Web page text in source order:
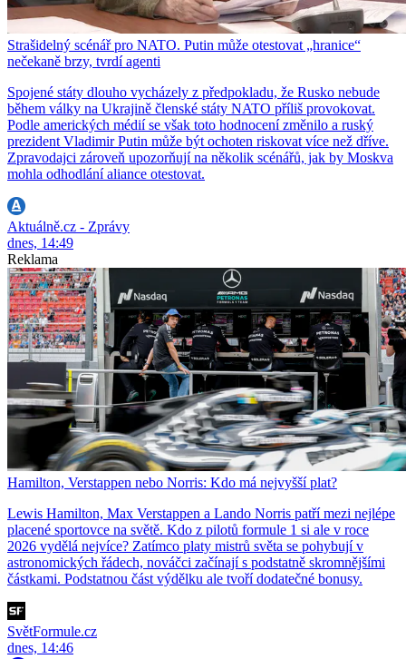
Strašidelný scénář pro NATO. Putin může otestovat „hranice“
nečekaně brzy, tvrdí agenti
Spojené státy dlouho vycházely z předpokladu, že Rusko nebude
během války na Ukrajině členské státy NATO příliš provokovat.
Podle amerických médií se však toto hodnocení změnilo a ruský
prezident Vladimir Putin může být ochoten riskovat více než dříve.
Zpravodajci zároveň upozorňují na několik scénářů, jak by Moskva
mohla odhodlání aliance otestovat.
Aktuálně.cz - Zprávy
dnes, 14:49
Reklama
Hamilton, Verstappen nebo Norris: Kdo má nejvyšší plat?
Lewis Hamilton, Max Verstappen a Lando Norris patří mezi nejlépe
placené sportovce na světě. Kdo z pilotů formule 1 si ale v roce
2026 vydělá nejvíce? Zatímco platy mistrů světa se pohybují v
astronomických řádech, nováčci začínají s podstatně skromnějšími
částkami. Podstatnou část výdělku ale tvoří dodatečné bonusy.
SvětFormule.cz
dnes, 14:46